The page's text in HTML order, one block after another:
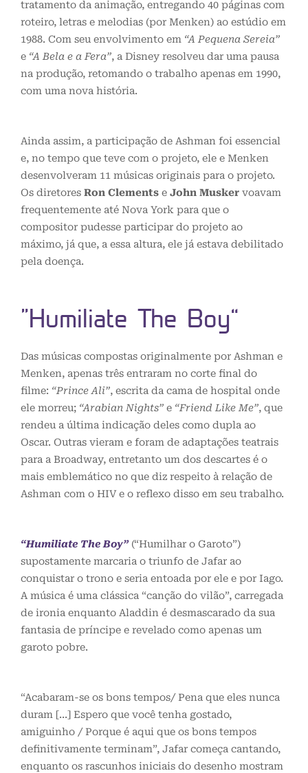
tratamento da animação, entregando 40 páginas com
roteiro, letras e melodias (por Menken) ao estúdio em
1988. Com seu envolvimento em “A Pequena Sereia”
e “A Bela e a Fera”, a Disney resolveu dar uma pausa
na produção, retomando o trabalho apenas em 1990,
com uma nova história.
Ainda assim, a participação de Ashman foi essencial
e, no tempo que teve com o projeto, ele e Menken
desenvolveram 11 músicas originais para o projeto.
Os diretores Ron Clements e John Musker voavam
frequentemente até Nova York para que o
compositor pudesse participar do projeto ao
máximo, já que, a essa altura, ele já estava debilitado
pela doença.
“Humiliate The Boy”
Das músicas compostas originalmente por Ashman e
Menken, apenas três entraram no corte final do
filme: “Prince Ali”, escrita da cama de hospital onde
ele morreu; “Arabian Nights” e “Friend Like Me”, que
rendeu a última indicação deles como dupla ao
Oscar. Outras vieram e foram de adaptações teatrais
para a Broadway, entretanto um dos descartes é o
mais emblemático no que diz respeito à relação de
Ashman com o HIV e o reflexo disso em seu trabalho.
“Humiliate The Boy” (“Humilhar o Garoto”)
supostamente marcaria o triunfo de Jafar ao
conquistar o trono e seria entoada por ele e por Iago.
A música é uma clássica “canção do vilão”, carregada
de ironia enquanto Aladdin é desmascarado da sua
fantasia de príncipe e revelado como apenas um
garoto pobre.
“Acabaram-se os bons tempos/ Pena que eles nunca
duram […] Espero que você tenha gostado,
amiguinho / Porque é aqui que os bons tempos
definitivamente terminam”, Jafar começa cantando,
enquanto os rascunhos iniciais do desenho mostram